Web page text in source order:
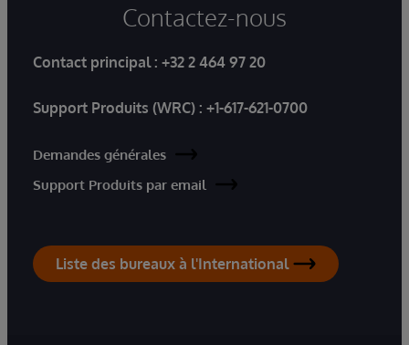
Contactez-nous
Contact principal : +32 2 464 97 20
Support Produits (WRC) : +1-617-621-0700
Demandes générales
Support Produits par email
Liste des bureaux à l'International